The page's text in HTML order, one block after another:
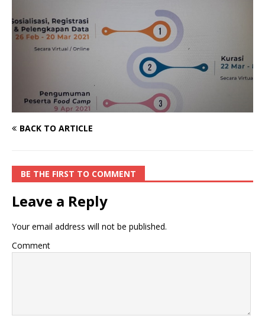
BACK TO ARTICLE
BE THE FIRST TO COMMENT
Leave a Reply
Your email address will not be published.
Comment